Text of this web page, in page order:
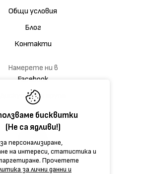
бисквитки
(Не са ядливи!)
персонализиране,
на интереси, статистика и
Прочетете
за лични данни и
Общи условия
Блог
Контакти
Намерете ни в
Facebook
Дискусионна група